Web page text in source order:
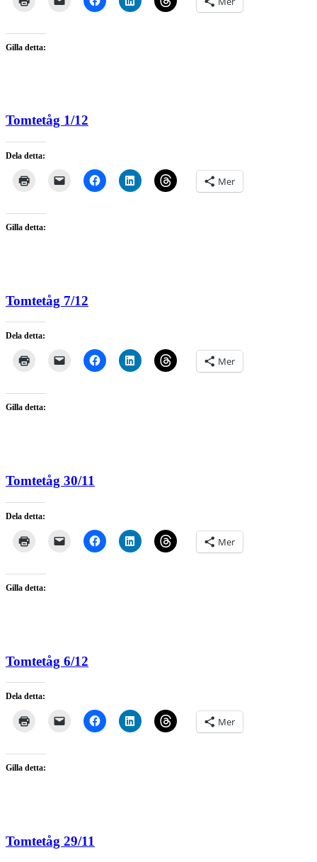
Gilla detta:
Tomtetåg 1/12
Dela detta:
Mer
Gilla detta:
Tomtetåg 7/12
Dela detta:
Mer
Gilla detta:
Tomtetåg 30/11
Dela detta:
Mer
Gilla detta:
Tomtetåg 6/12
Dela detta:
Mer
Gilla detta:
Tomtetåg 29/11